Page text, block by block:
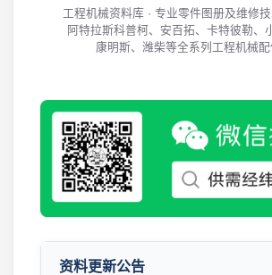
工程机械资料库 · 专业零件图册及维修
阿特拉斯科普柯、安百拓、卡特彼勒、
康明斯、潍柴等全系列工程机械
资料更新公告
工程机械资料库 · 更新公告 2026年8
2026-08-05
新公告
2026-08-01